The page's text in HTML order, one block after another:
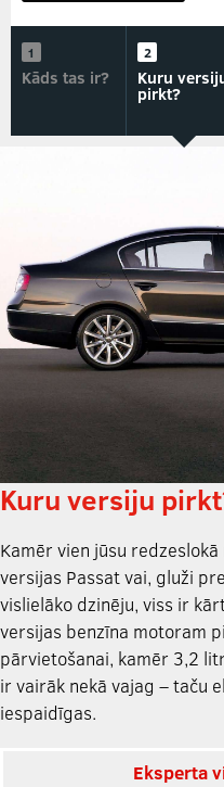
Kāds tas ir? Kuru
pirkt?
Kuru versiju
Kamēr vien jūsu
versijas Passat vai, gluži
vislielāko dzinēju, viss ir
versijas benzīna motoram
pārvietošanai, kamēr 3,2
ir vairāk nekā vajag – taču
iespaidīgas.
Eksperta